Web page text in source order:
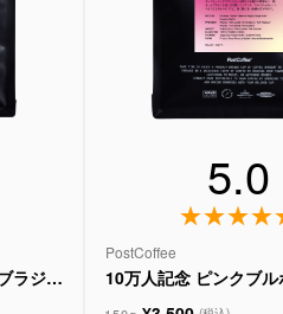
ラジル
5.0
PostCoffee
10万人記念 ピンクブ